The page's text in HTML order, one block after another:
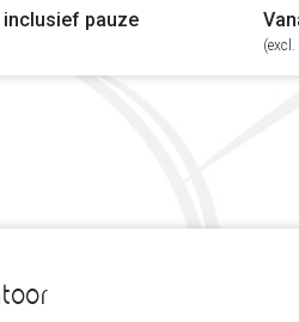
inclusief pauze